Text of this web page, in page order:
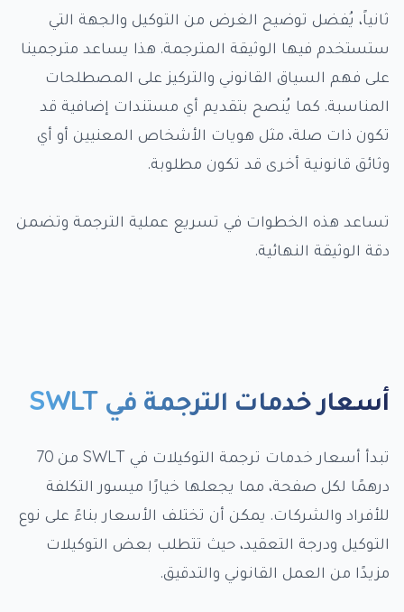
ثانياً، يُفضل توضيح الغرض من التوكيل والجهة التي
ستستخدم فيها الوثيقة المترجمة. هذا يساعد مترجمينا
على فهم السياق القانوني والتركيز على المصطلحات
المناسبة. كما يُنصح بتقديم أي مستندات إضافية قد
تكون ذات صلة، مثل هويات الأشخاص المعنيين أو أي
وثائق قانونية أخرى قد تكون مطلوبة.
تساعد هذه الخطوات في تسريع عملية الترجمة وتضمن
دقة الوثيقة النهائية.
أسعار خدمات الترجمة في SWLT
تبدأ أسعار خدمات ترجمة التوكيلات في SWLT من 70
درهمًا لكل صفحة، مما يجعلها خيارًا ميسور التكلفة
للأفراد والشركات. يمكن أن تختلف الأسعار بناءً على نوع
التوكيل ودرجة التعقيد، حيث تتطلب بعض التوكيلات
مزيدًا من العمل القانوني والتدقيق.